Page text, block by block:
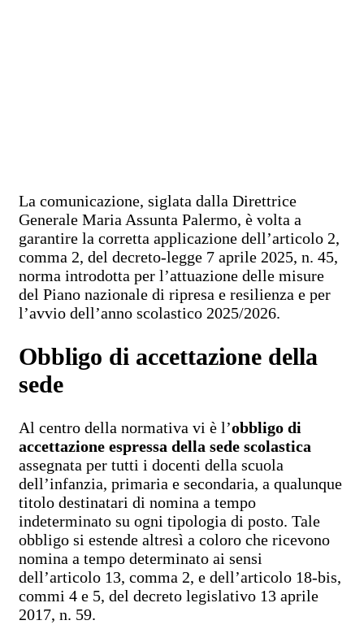
La comunicazione, siglata dalla Direttrice
Generale Maria Assunta Palermo, è volta a
garantire la corretta applicazione dell’articolo 2,
comma 2, del decreto-legge 7 aprile 2025, n. 45,
norma introdotta per l’attuazione delle misure
del Piano nazionale di ripresa e resilienza e per
l’avvio dell’anno scolastico 2025/2026.
Obbligo di accettazione della
sede
Al centro della normativa vi è l’obbligo di
accettazione espressa della sede scolastica
assegnata per tutti i docenti della scuola
dell’infanzia, primaria e secondaria, a qualunque
titolo destinatari di nomina a tempo
indeterminato su ogni tipologia di posto. Tale
obbligo si estende altresì a coloro che ricevono
nomina a tempo determinato ai sensi
dell’articolo 13, comma 2, e dell’articolo 18-bis,
commi 4 e 5, del decreto legislativo 13 aprile
2017, n. 59.